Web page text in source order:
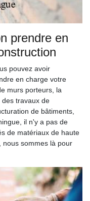
prendre en
pouvez avoir
en charge votre
murs porteurs, la
travaux de
de bâtiments,
il n'y a pas de
de matériaux de haute
nous sommes là pour